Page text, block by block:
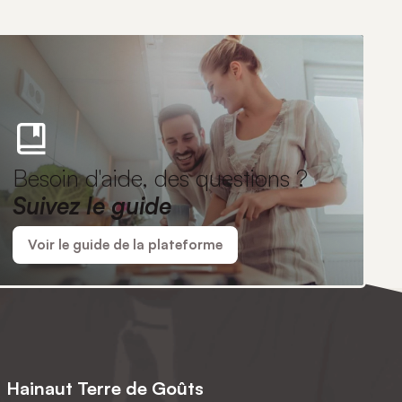
Besoin d'aide, des questions ?
Suivez le guide
Voir le guide de la plateforme
Hainaut Terre de Goûts